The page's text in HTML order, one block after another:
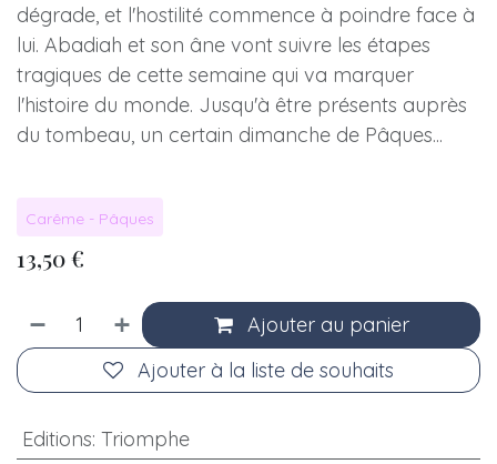
dégrade, et l'hostilité commence à poindre face à
lui. Abadiah et son âne vont suivre les étapes
tragiques de cette semaine qui va marquer
l'histoire du monde. Jusqu'à être présents auprès
du tombeau, un certain dimanche de Pâques...
Carême - Pâques
13,50€
Ajouter au panier
Ajouter à la liste de souhaits
Editions: Triomphe